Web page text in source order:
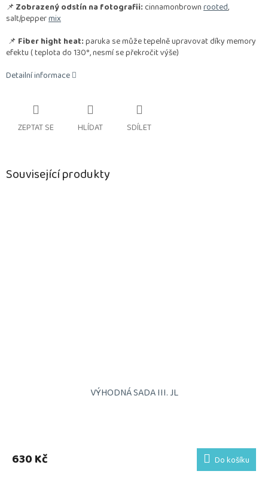
📌Zobrazený odstín na fotografii: cinnamonbrownrooted,
salt/peppermix
📌 Fiber hight heat:paruka se může tepelně upravovat díky memory
efektu ( teplota do 130°, nesmí se překročit výše)
Detailní informace
ZEPTAT SE HLÍDAT SDÍLET
Související produkty
VÝHODNÁ SADA III. JL
produktu
je
630 Kč Do košíku